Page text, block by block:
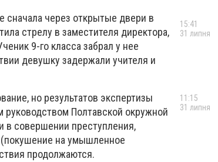
сначала через открытые двери в
стрелу в заместителя директора,
9-го класса забрал у нее
девушку задержали учителя и
но результатов экспертизы
Полтавской окружной
в совершении преступления,
(покушение на умышленное
продолжаются.
15:41
31 липня
11:15
31 липня